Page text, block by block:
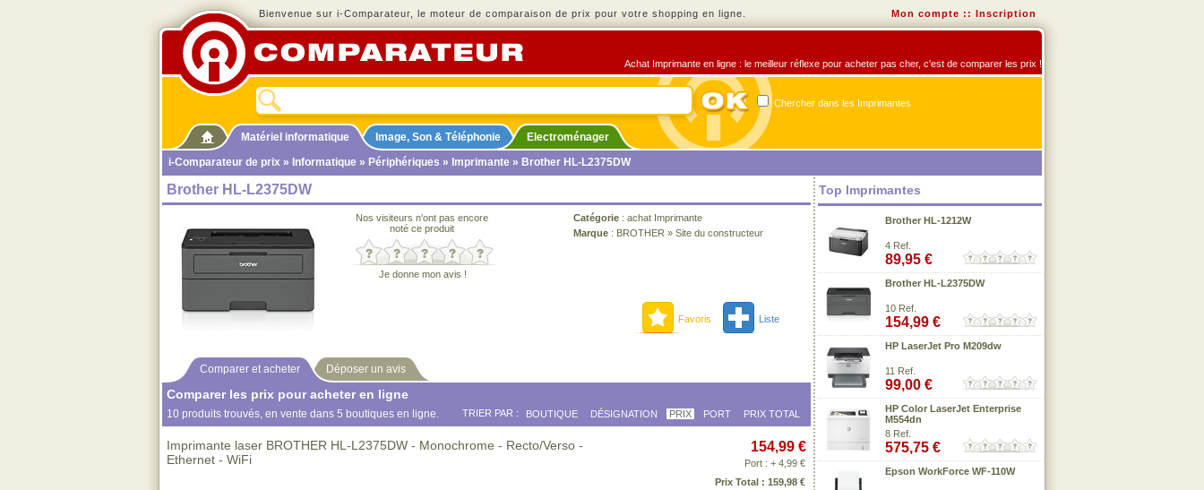
Bienvenue sur i-Comparateur, le moteur de comparaison de prix pour votre shopping en ligne. Mon compte :: Inscription
Achat Imprimante en ligne : le meilleur réflexe pour acheter pas cher, c'est de comparer les prix !
Chercher dans les Imprimantes
Matériel informatique Image, Son & Téléphonie
Electroménager
i-Comparateur de prix » Informatique » Périphériques » Imprimante » Brother HL-L2375DW
Brother HL-L2375DW
Nos visiteurs n'ont pas encore
noté ce produit
Je donne mon avis !
Catégorie : achat Imprimante
Marque : BROTHER » Site du constructeur
Favoris Liste
Comparer et acheter Déposer un avis
Comparer les prix pour acheter en ligne
10 produits trouvés, en vente dans 5 boutiques en ligne. TRIER PAR : BOUTIQUE DÉSIGNATION PRIX PORT PRIX TOTAL
Imprimante laser BROTHER HL-L2375DW - Monochrome - Recto/Verso -
Ethernet - WiFi
154,99 €
Port : + 4,99 €
Prix Total : 159,98 €
Top Imprimantes
Brother HL-1212W
4 Ref.
89,95 €
Brother HL-L2375DW
10 Ref.
154,99 €
HP LaserJet Pro M209dw
11 Ref.
99,00 €
HP Color LaserJet Enterprise
M554dn
8 Ref.
575,75 €
Epson WorkForce WF-110W